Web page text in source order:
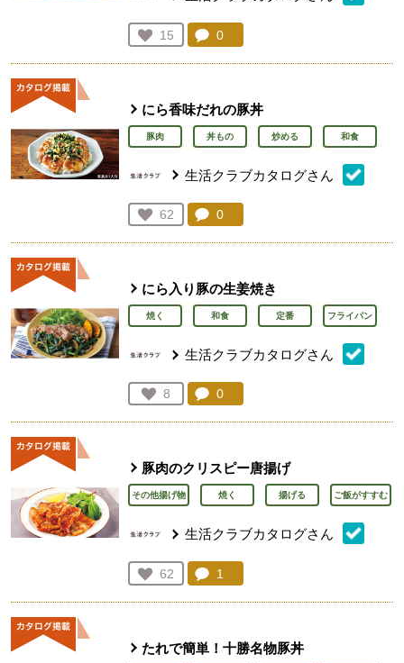
お気に入り登録：
15
人が登録
コメント：
0
にら香味だれの豚丼
豚肉 丼もの 炒める 和食
生活クラブカタログさん
お気に入り登録：
62
人が登録
コメント：
0
にら入り豚の生姜焼き
焼く 和食 定番 フライパン
生活クラブカタログさん
お気に入り登録：
8
人が登録
コメント：
0
豚肉のクリスピー唐揚げ
その他揚げ物 焼く 揚げる ご飯がすすむ
生活クラブカタログさん
お気に入り登録：
62
人が登録
コメント：
1
たれで簡単！十勝名物豚丼